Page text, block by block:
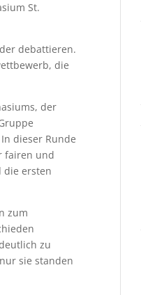
St.
debattieren.
die
der
dieser Runde
fairen und
die ersten
zum
zu
sie standen